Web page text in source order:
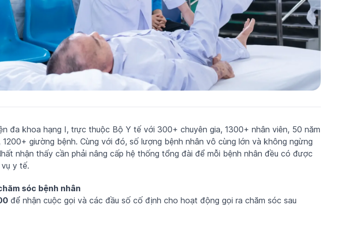
đa khoa hạng I, trực thuộc Bộ Y tế với 300+ chuyên gia, 1300+ nhân viên, 50 năm
giường bệnh. Cùng với đó, số lượng bệnh nhân vô cùng lớn và không ngừng
nhận thấy cần phải nâng cấp hệ thống tổng đài để mỗi bệnh nhân đều có được
y tế.
sóc bệnh nhân
để nhận cuộc gọi và các đầu số cố định cho hoạt động gọi ra chăm sóc sau